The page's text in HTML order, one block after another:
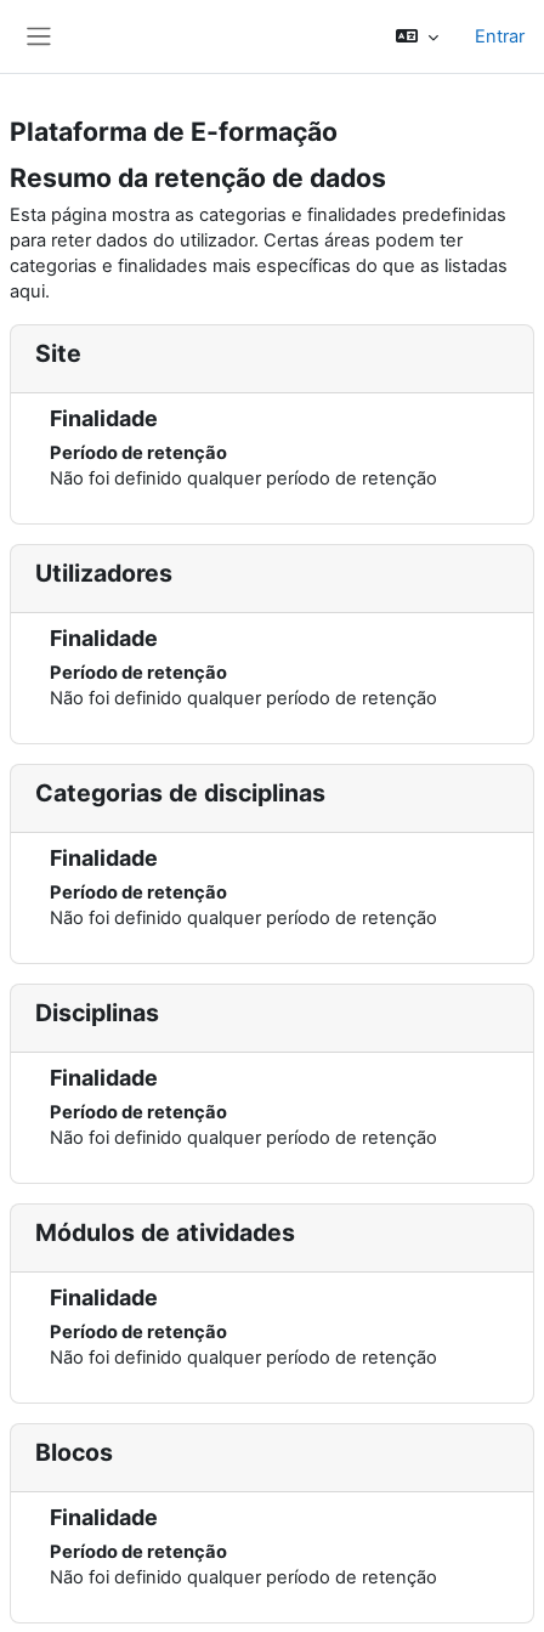
Entrar
Plataforma de E-formação
Resumo da retenção de dados
Esta página mostra as categorias e finalidades predefinidas
para reter dados do utilizador. Certas áreas podem ter
categorias e finalidades mais específicas do que as listadas
aqui.
Site
Finalidade
Período de retenção
Não foi definido qualquer período de retenção
Utilizadores
Finalidade
Período de retenção
Não foi definido qualquer período de retenção
Categorias de disciplinas
Finalidade
Período de retenção
Não foi definido qualquer período de retenção
Disciplinas
Finalidade
Período de retenção
Não foi definido qualquer período de retenção
Módulos de atividades
Finalidade
Período de retenção
Não foi definido qualquer período de retenção
Blocos
Finalidade
Período de retenção
Não foi definido qualquer período de retenção